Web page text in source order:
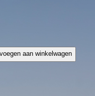
aan winkelwagen